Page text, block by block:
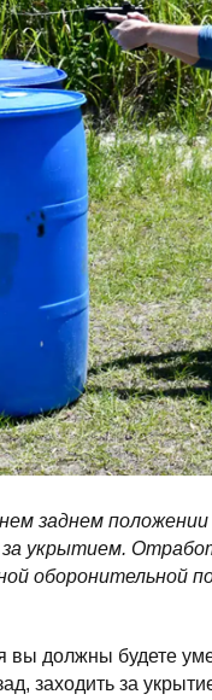
заднем
укрытием.
оборонительной
вы должны будете
заходить за